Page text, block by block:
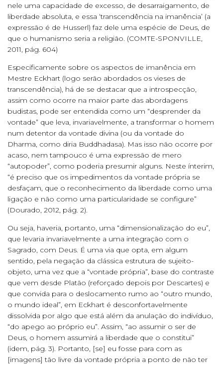
nele uma capacidade de excesso, de desarraigamento, de
liberdade absoluta, e essa ‘transcendência na imanência’ (a
expressão é de Husserl) faz dele uma espécie de Deus, de
que o humanismo seria a religião. (COMTE-SPONVILLE,
2011, pág. 604)
Especificamente sobre os aspectos de imanência em
Mestre Eckhart (logo serão abordados os vieses de
transcendência), há de se destacar que a introspecção,
assim como ocorre na maior parte das abordagens
budistas, pode ser entendida como um “desprender da
vontade” que leva, invariavelmente, a transformar o homem
num detentor da vontade divina (ou da vontade do
Dharma, como diria Buddhadasa). Mas isso não ocorre por
acaso, nem tampouco é uma expressão de mero
“autopoder”, como poderia presumir alguns. Neste ínterim,
“é preciso que os impedimentos da vontade própria se
desfaçam, que o reconhecimento da liberdade como uma
ligação e não como uma particularidade se configure”
(Dourado, 2012, pág. 2).
Ou seja, haveria, portanto, uma “dimensionalização do eu”,
que levaria invariavelmente a uma integração com o
Sagrado, com Deus. É uma via que opta, em algum
sentido, pela negação da clássica estrutura de sujeito-
objeto, uma vez que a “vontade própria”, base do contraste
que vem desde Platão (reforçado depois por Descartes) e
que convida para o deslocamento rumo ao “outro mundo,
o mundo ideal”, em Eckhart é desconfortavelmente
dissolvida por algo que está além da anulação do indivíduo,
“do apego ao próprio eu”. Assim, “ao assumir o ser de
Deus, o homem assumirá a liberdade que o constitui”
(idem, pág. 3). Portanto, [se] eu fosse para com as
[imagens] tão livre da vontade própria a ponto de não ter